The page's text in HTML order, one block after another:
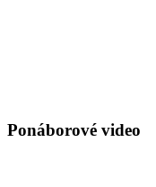
Ponáborové video